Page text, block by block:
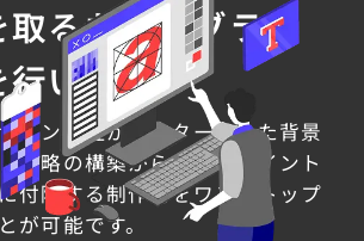
取るためのブラン
行います
イン会社からスタートした背景
戦略の構築からタッチポイント
付随する制作物をワンストップ
が可能です。